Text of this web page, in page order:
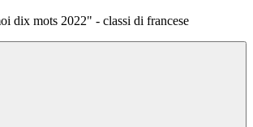
dix mots 2022" - classi di francese